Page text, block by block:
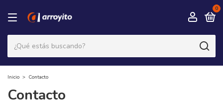
0
Inicio > Contacto
Contacto